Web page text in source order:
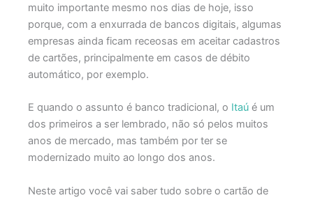
muito importante mesmo nos dias de hoje, isso
porque, com a enxurrada de bancos digitais, algumas
empresas ainda ficam receosas em aceitar cadastros
de cartões, principalmente em casos de débito
automático, por exemplo.
E quando o assunto é banco tradicional, o Itaúé um
dos primeiros a ser lembrado, não só pelos muitos
anos de mercado, mas também por ter se
modernizado muito ao longo dos anos.
Neste artigo você vai saber tudo sobre o cartão de